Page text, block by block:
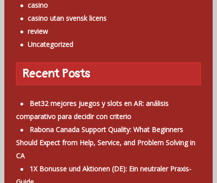
casino
casino utan svensk licens
review
Uncategorized
Recent Posts
Bet32 mejores juegos y slots en AR: análisis
comparativo para decidir con criterio
Rabona Canada Support Quality: What Beginners
Should Expect from Help, Service, and Problem Solving in
CA
1X Bonusse und Aktionen (DE): Ein neutraler Praxis-